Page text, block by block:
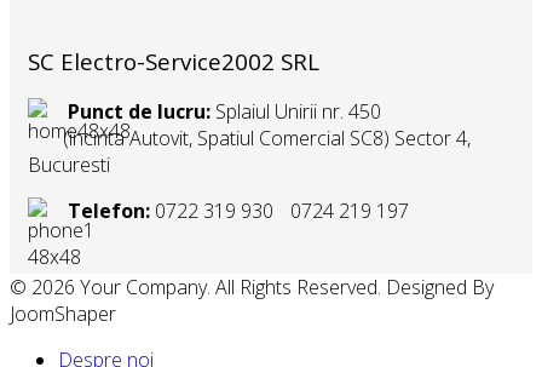
SC Electro-Service2002 SRL
Punct de lucru: Splaiul Unirii nr. 450
(incinta Autovit, Spatiul Comercial SC8) Sector 4,
Bucuresti
Telefon: 0722 319 930 0724 219 197
© 2026 Your Company. All Rights Reserved. Designed By
JoomShaper
Despre noi